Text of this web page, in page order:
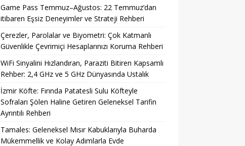
Game Pass Temmuz–Ağustos: 22 Temmuz’dan
itibaren Eşsiz Deneyimler ve Strateji Rehberi
Çerezler, Parolalar ve Biyometri: Çok Katmanlı
Güvenlikle Çevrimiçi Hesaplarınızı Koruma Rehberi
WiFi Sinyalini Hızlandıran, Paraziti Bitiren Kapsamlı
Rehber: 2,4 GHz ve 5 GHz Dünyasında Ustalık
İzmir Köfte: Fırında Patatesli Sulu Köfteyle
Sofraları Şölen Haline Getiren Geleneksel Tarifin
Ayrıntılı Rehberi
Tamales: Geleneksel Mısır Kabuklarıyla Buharda
Mükemmellik ve Kolay Adımlarla Evde